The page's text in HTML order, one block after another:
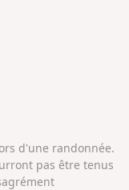
d'une randonnée.
pas être tenus